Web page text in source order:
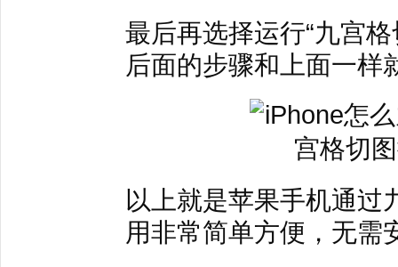
最后再选择运行“九宫
后面的步骤和上面一样
以上就是苹果手机通过
用非常简单方便，无需